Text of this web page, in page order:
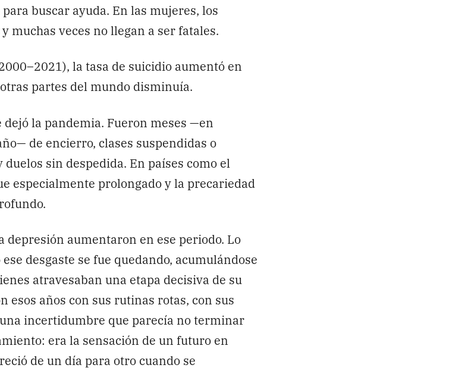
buscar ayuda. En las mujeres, los
muchas veces no llegan a ser fatales.
la tasa de suicidio aumentó en
partes del mundo disminuía.
la pandemia. Fueron meses —en
de encierro, clases suspendidas o
sin despedida. En países como el
especialmente prolongado y la precariedad
depresión aumentaron en ese periodo. Lo
desgaste se fue quedando, acumulándose
atravesaban una etapa decisiva de su
esos años con sus rutinas rotas, con sus
incertidumbre que parecía no terminar
era la sensación de un futuro en
de un día para otro cuando se